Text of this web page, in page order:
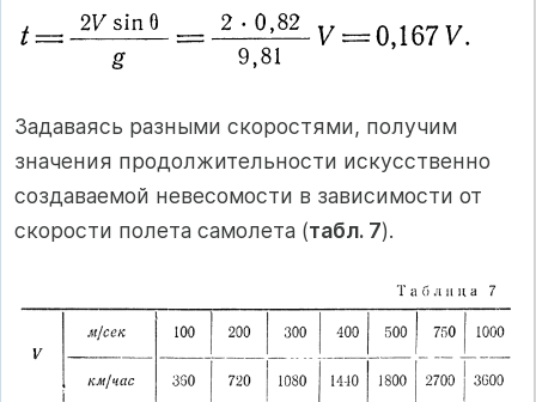
Задаваясь разными скоростями, получим
значения продолжительности искусственно
создаваемой невесомости в зависимости от
скорости полета самолета (табл. 7).